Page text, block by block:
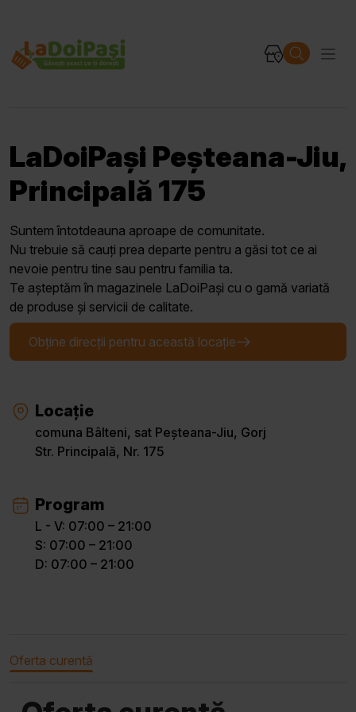
LaDoiPași Peșteana-Jiu,
Principală 175
Suntem întotdeauna aproape de comunitate.
Nu trebuie să cauți prea departe pentru a găsi tot ce ai
nevoie pentru tine sau pentru familia ta.
Te așteptăm în magazinele LaDoiPași cu o gamă variată
de produse și servicii de calitate.
Obține direcții pentru această locație
Locație
comuna Bâlteni, sat Peșteana-Jiu, Gorj
Str. Principală, Nr. 175
Program
L - V: 07:00 – 21:00
S: 07:00 – 21:00
D: 07:00 – 21:00
Oferta curentă